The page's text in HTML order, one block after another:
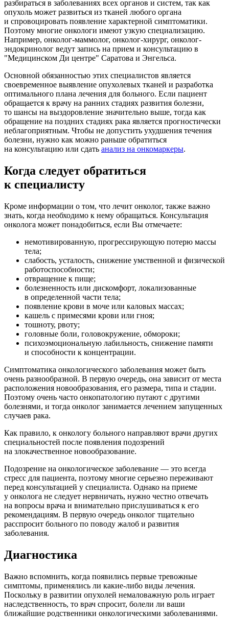
разбираться в заболеваниях всех органов и систем, так как
опухоль может развиться из тканей любого органа
и спровоцировать появление характерной симптоматики.
Поэтому многие онкологи имеют узкую специализацию.
Например, онколог-маммолог, онколог-хирург, онколог-
эндокринолог ведут запись на прием и консультацию в
"Медицинском Ди центре" Саратова и Энгельса.
Основной обязанностью этих специалистов является
своевременное выявление опухолевых тканей и разработка
оптимального плана лечения для больного. Если пациент
обращается к врачу на ранних стадиях развития болезни,
то шансы на выздоровление значительно выше, тогда как
обращение на поздних стадиях рака является прогностически
неблагоприятным. Чтобы не допустить ухудшения течения
болезни, нужно как можно раньше обратиться
на консультацию или сдать анализ на онкомаркеры.
Когда следует обратиться
к специалисту
Кроме информации о том, что лечит онколог, также важно
знать, когда необходимо к нему обращаться. Консультация
онколога может понадобиться, если Вы отмечаете:
немотивированную, прогрессирующую потерю массы
тела;
слабость, усталость, снижение умственной и физической
работоспособности;
отвращение к пище;
болезненность или дискомфорт, локализованные
в определенной части тела;
появление крови в моче или каловых массах;
кашель с примесями крови или гноя;
тошноту, рвоту;
головные боли, головокружение, обмороки;
психоэмоциональную лабильность, снижение памяти
и способности к концентрации.
Симптоматика онкологического заболевания может быть
очень разнообразной. В первую очередь, она зависит от места
расположения новообразования, его размера, типа и стадии.
Поэтому очень часто онкопатологию путают с другими
болезнями, и тогда онколог занимается лечением запущенных
случаев рака.
Как правило, к онкологу больного направляют врачи других
специальностей после появления подозрений
на злокачественное новообразование.
Подозрение на онкологическое заболевание — это всегда
стресс для пациента, поэтому многие серьезно переживают
перед консультацией у специалиста. Однако на приеме
у онколога не следует нервничать, нужно честно отвечать
на вопросы врача и внимательно прислушиваться к его
рекомендациям. В первую очередь онколог тщательно
расспросит больного по поводу жалоб и развития
заболевания.
Диагностика
Важно вспомнить, когда появились первые тревожные
симптомы, применялись ли какие-либо виды лечения.
Поскольку в развитии опухолей немаловажную роль играет
наследственность, то врач спросит, болели ли ваши
ближайшие родственники онкологическими заболеваниями.